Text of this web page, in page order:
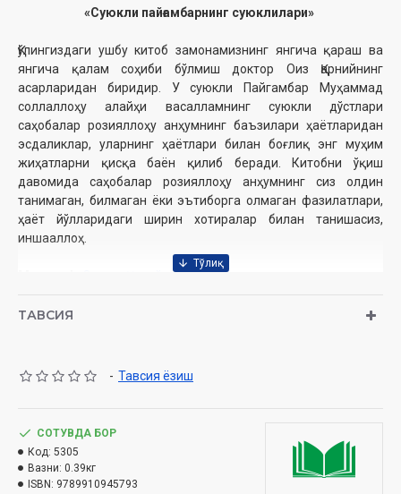
«Суюкли пайғамбарнинг суюклилари»
Қўлингиздаги ушбу китоб замонамизнинг янгича қараш ва
янгича қалам соҳиби бўлмиш доктор Оиз Қарнийнинг
асарларидан биридир. У суюкли Пайгамбар Муҳаммад
соллаллоҳу алайҳи васалламнинг суюкли дўстлари
саҳобалар розияллоҳу анҳумнинг баъзилари ҳаётларидан
эсдаликлар, уларнинг ҳаётлари билан боғлиқ энг муҳим
жиҳатларни қисқа баён қилиб беради. Китобни ўқиш
давомида саҳобалар розияллоҳу анҳумнинг сиз олдин
танимаган, билмаган ёки эътиборга олмаган фазилатлари,
ҳаёт йўлларидаги ширин хотиралар билан танишасиз,
иншааллоҳ.
Муҳиддинов, Соҳибжон Умматалиев
Сана
: 2025 йил
Муқоваси: қаттиқ
Ўзбекистон Республикаси Дин ишлари бўйича қўмитанинг
2024 йил 5 сентябрдаги 03-07/5421-сонли хулосаси
ТАВСИЯ
- Тавсия ёзиш
СОТУВДА БОР
Код: 5305
Вазни: 0.39кг
ISBN: 9789910945793